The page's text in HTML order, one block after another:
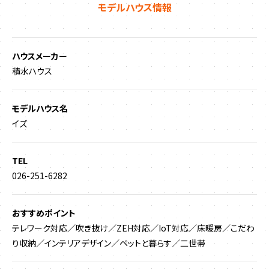
モデルハウス情報
ハウスメーカー
積水ハウス
モデルハウス名
イズ
TEL
026-251-6282
おすすめポイント
テレワーク対応／吹き抜け／ZEH対応／IoT対応／床暖房／こだわ
り収納／インテリアデザイン／ペットと暮らす／二世帯